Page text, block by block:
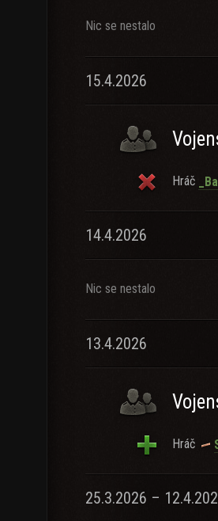
Nic se nestalo
15.4.2026
Hráč
14.4.2026
Nic se nestalo
13.4.2026
Hráč
25.3.2026 –